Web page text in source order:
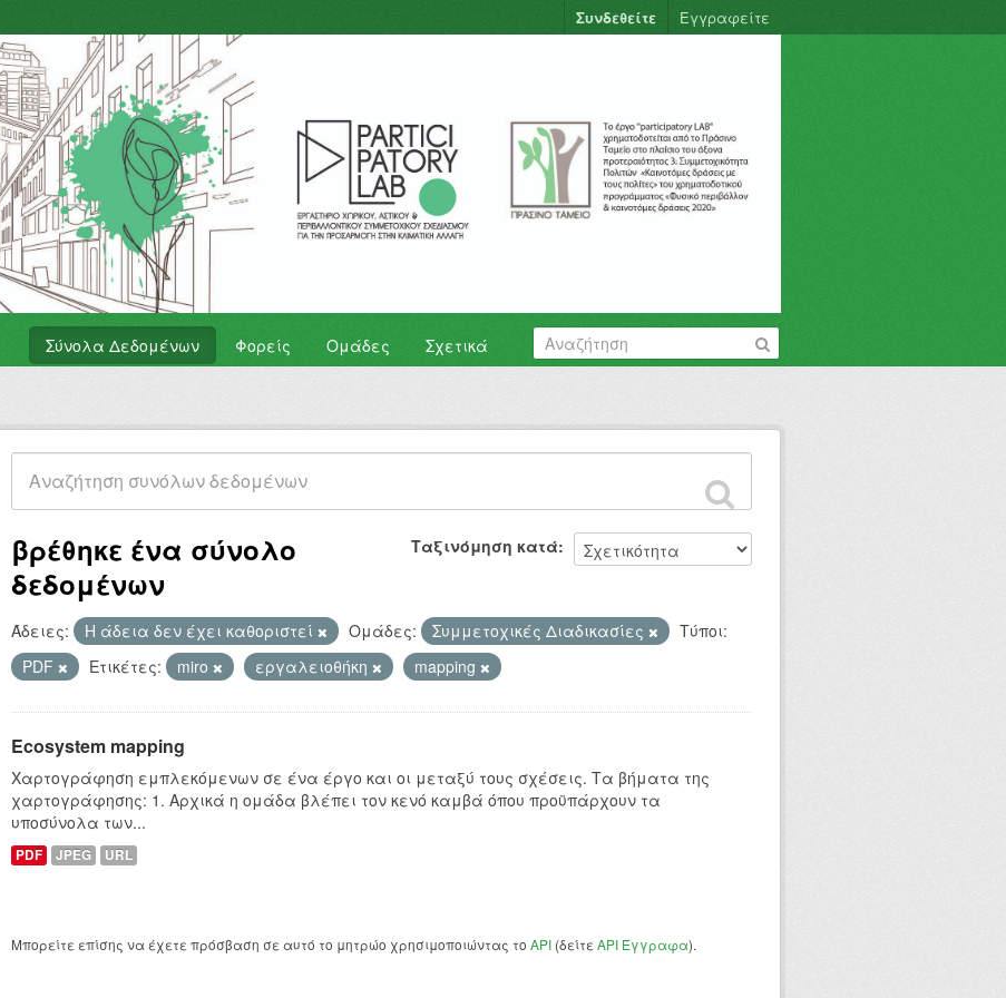
Συνδεθείτε Εγγραφείτε
Σύνολα Δεδομένων Φορείς Ομάδες Σχετικά
Ταξινόμηση κατά
βρέθηκε ένα σύνολο
δεδομένων
Άδειες: Η άδεια δεν έχει καθοριστεί Ομάδες: Συμμετοχικές Διαδικασίες
Τύποι:
PDF
Ετικέτες: miro εργαλειοθήκη mapping
Ecosystem mapping
Χαρτογράφηση εμπλεκόμενων σε ένα έργο και οι μεταξύ τους σχέσεις. Τα βήματα της
χαρτογράφησης: 1. Αρχικά η ομάδα βλέπει τον κενό καμβά όπου προϋπάρχουν τα
υποσύνολα των...
PDF JPEG URL
Μπορείτε επίσης να έχετε πρόσβαση σε αυτό το μητρώο χρησιμοποιώντας το API (δείτε API Έγγραφα).